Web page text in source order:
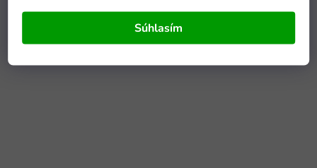
Súhlasím